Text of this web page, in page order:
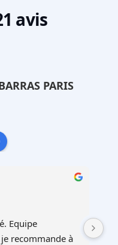
avis
PARIS
et cohérent,